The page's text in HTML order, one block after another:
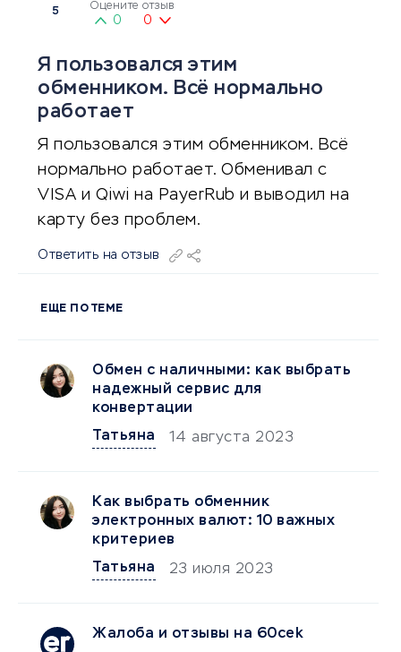
5 Оцените отзыв
0 0
Я пользовался этим
обменником. Всё нормально
работает
Я пользовался этим обменником. Всё
нормально работает. Обменивал с
VISA и Qiwi на PayerRub и выводил на
карту без проблем.
Ответить на отзыв
ЕЩЕ ПО ТЕМЕ
Обмен с наличными: как выбрать
надежный сервис для
конвертации
Татьяна
14 августа 2023
Как выбрать обменник
электронных валют: 10 важных
критериев
Татьяна
23 июля 2023
Жалоба и отзывы на 60cek